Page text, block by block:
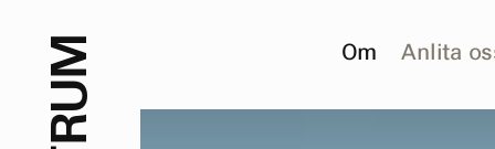
Om Anlita
R
U
M